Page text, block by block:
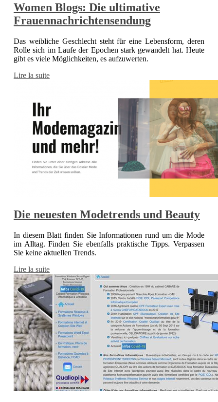
Women Blogs: Die ultimative
Frauennachrichtensendung
Das weibliche Geschlecht steht für eine Lebensform, deren
Rolle sich im Laufe der Epochen stark gewandelt hat. Heute
gibt es viele Möglichkeiten, es aufzuwerten.
Lire la suite
Die neuesten Modetrends und Beauty
In diesem Blatt finden Sie Informationen rund um die Mode
im Alltag. Finden Sie ebenfalls praktische Tipps. Verpassen
Sie keine aktuellen Trends.
Lire la suite